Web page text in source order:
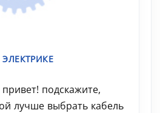
подскажите,
лучше выбрать кабель